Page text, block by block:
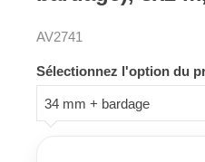
AV2741
Sélectionnez l'option du
34 mm + bardage